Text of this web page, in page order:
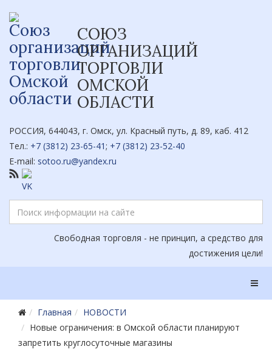
СОЮЗ
ОРГАНИЗАЦИЙ
ТОРГОВЛИ
ОМСКОЙ
ОБЛАСТИ
РОССИЯ, 644043, г. Омск, ул. Красный путь, д. 89, каб. 412
Тел.: +7 (3812) 23-65-41; +7 (3812) 23-52-40
E-mail: sotoo.ru@yandex.ru
Свободная торговля - не принцип, а средство для
достижения цели!
Главная
НОВОСТИ
Новые ограничения: в Омской области планируют
запретить круглосуточные магазины